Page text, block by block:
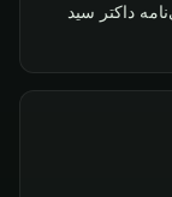
داکتر سید